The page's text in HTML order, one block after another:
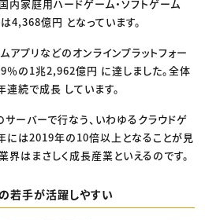
内家庭用ハードゲーム・ソフトゲーム
4,368億円 となっています。
アプリなどのオンラインプラットフォー
％の1兆2,962億円 に達しました。全体
続で成長 しています。
ーバーで行なう、いわゆるクラウドゲ
は2019年の10倍以上となることが見
界はまさしく成長産業といえるのです。
若手が活躍しやすい